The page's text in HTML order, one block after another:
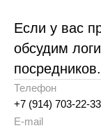
Если у вас
обсудим
посредников.
Телефон
+7 (914) 703-22-33
E-mail